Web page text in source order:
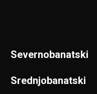
Severnobanatski
Srednjobanatski